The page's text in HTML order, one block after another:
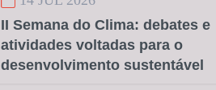
II Semana do Clima: debates e
atividades voltadas para o
desenvolvimento sustentável